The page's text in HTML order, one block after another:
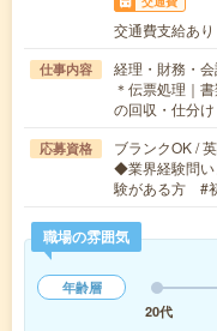
交通費支給あり
仕事内容
経理・財務・
＊伝票処理｜
の回収・仕分
応募資格
ブランクOK /
◆業界経験問い
験がある方 #
職場の雰囲気
年齢層
20代